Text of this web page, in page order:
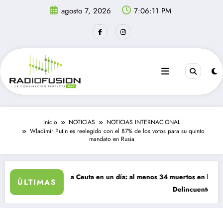
agosto 7, 2026 7:06:11 PM
Inicio NOTICIAS
NOTICIAS INTERNACIONAL
Wladimir Putin es reelegido con el 87% de los votos para su quinto
mandato en Rusia
ÚLTIMAS
ingresan a Ceuta en un día: al menos 34 muertos en la crisis.
Delincuentes matan